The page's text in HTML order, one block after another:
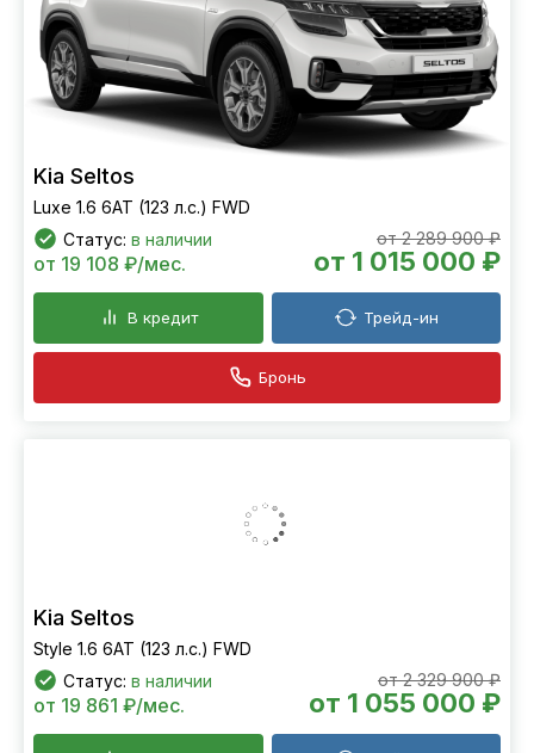
Kia Seltos
Luxe 1.6 6АТ (123 л.с.) FWD
Статус: в наличии от 2 289 900 ₽
от 1 015 000 ₽
от 19 108 ₽/мес.
В кредит Трейд-ин
Бронь
Kia Seltos
Style 1.6 6АТ (123 л.с.) FWD
Статус: в наличии от 2 329 900 ₽
от 1 055 000 ₽
от 19 861 ₽/мес.